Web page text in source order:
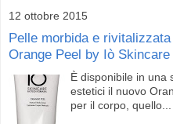
12 ottobre 2015
Pelle morbida e
Orange Peel by Iò Skincare
È disponibile in una
estetici il nuovo
per il corpo, quello...